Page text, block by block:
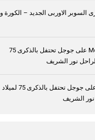
السوبر الاوربى الجديد – الكورة و
على
جوجل تحتفل بالذكرى 75
نور الشريف
جوجل تحتفل بالذكرى 75 لميلاد
نور الشريف